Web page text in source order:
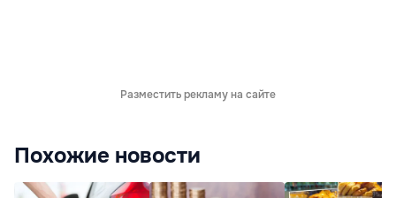
Разместить рекламу на сайте
Похожие новости